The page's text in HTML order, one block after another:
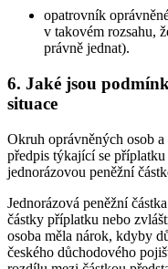
opatrovník
v takovém rozsahu,
právně jednat).
6. Jaké jsou
situace
Okruh oprávněných osob
předpis týkající se
jednorázovou peněžní
Jednorázová peněžní
částky příplatku nebo
osoba měla nárok, kdyby
českého důchodového